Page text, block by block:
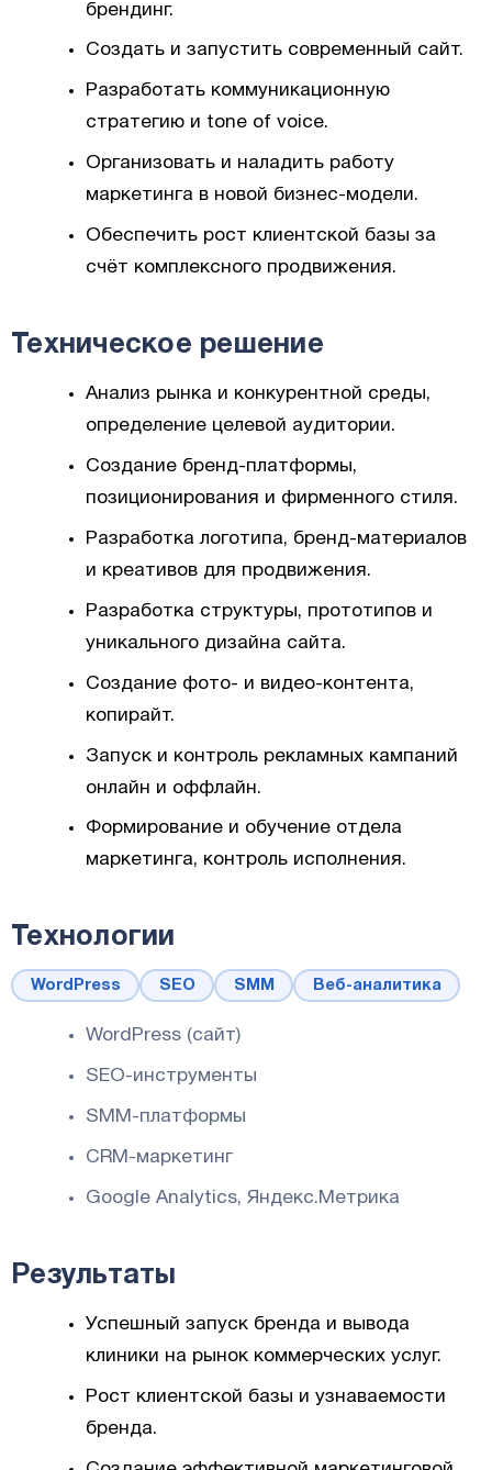
брендинг.
Создать и запустить современный сайт.
Разработать коммуникационную
стратегию и tone of voice.
Организовать и наладить работу
маркетинга в новой бизнес-модели.
Обеспечить рост клиентской базы за
счёт комплексного продвижения.
Техническое решение
Анализ рынка и конкурентной среды,
определение целевой аудитории.
Создание бренд-платформы,
позиционирования и фирменного стиля.
Разработка логотипа, бренд-материалов
и креативов для продвижения.
Разработка структуры, прототипов и
уникального дизайна сайта.
Создание фото- и видео-контента,
копирайт.
Запуск и контроль рекламных кампаний
онлайн и оффлайн.
Формирование и обучение отдела
маркетинга, контроль исполнения.
Технологии
WordPress SEO SMM Веб-аналитика
WordPress (сайт)
SEO-инструменты
SMM-платформы
CRM-маркетинг
Google Analytics, Яндекс.Метрика
Результаты
Успешный запуск бренда и вывода
клиники на рынок коммерческих услуг.
Рост клиентской базы и узнаваемости
бренда.